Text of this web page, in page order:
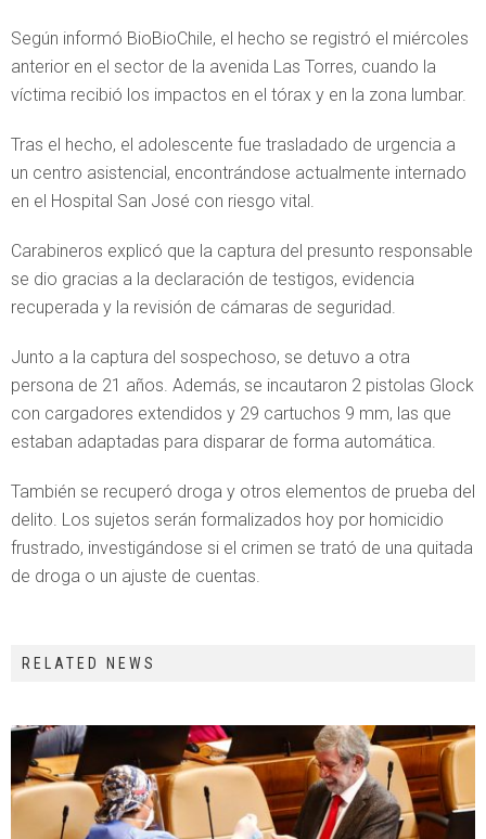
Según informó BioBioChile, el hecho se registró el miércoles
anterior en el sector de la avenida Las Torres, cuando la
víctima recibió los impactos en el tórax y en la zona lumbar.
Tras el hecho, el adolescente fue trasladado de urgencia a
un centro asistencial, encontrándose actualmente internado
en el Hospital San José con riesgo vital.
Carabineros explicó que la captura del presunto responsable
se dio gracias a la declaración de testigos, evidencia
recuperada y la revisión de cámaras de seguridad.
Junto a la captura del sospechoso, se detuvo a otra
persona de 21 años. Además, se incautaron 2 pistolas Glock
con cargadores extendidos y 29 cartuchos 9 mm, las que
estaban adaptadas para disparar de forma automática.
También se recuperó droga y otros elementos de prueba del
delito. Los sujetos serán formalizados hoy por homicidio
frustrado, investigándose si el crimen se trató de una quitada
de droga o un ajuste de cuentas.
RELATED NEWS